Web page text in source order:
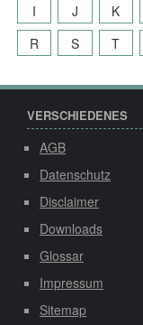
I
J K
R
S T
VERSCHIEDENES
AGB
Datenschutz
Disclaimer
Downloads
Glossar
Impressum
Sitemap